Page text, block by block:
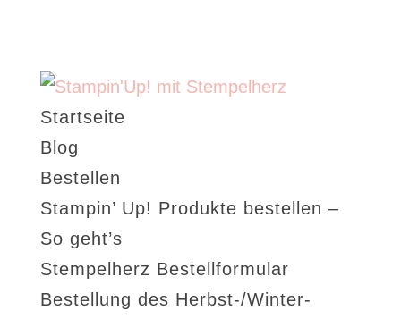
Startseite
Blog
Bestellen
Stampin’ Up! Produkte bestellen –
So geht’s
Stempelherz Bestellformular
Bestellung des Herbst-/Winter-